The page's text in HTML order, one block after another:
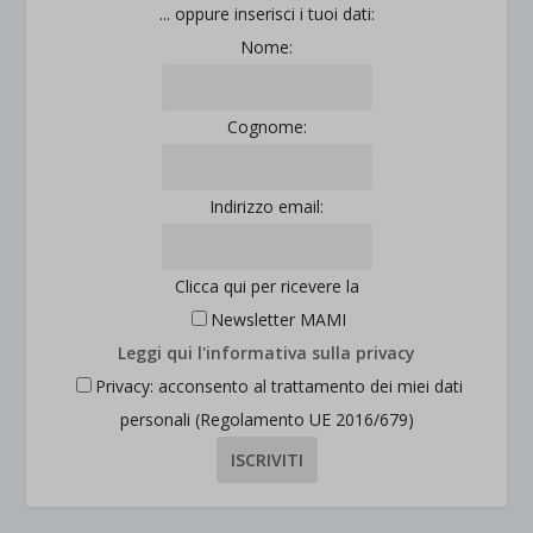
... oppure inserisci i tuoi dati:
Nome:
Cognome:
Indirizzo email:
Clicca qui per ricevere la
Newsletter MAMI
Leggi qui l'informativa sulla privacy
Privacy: acconsento al trattamento dei miei dati
personali (Regolamento UE 2016/679)
Mostra dettagli